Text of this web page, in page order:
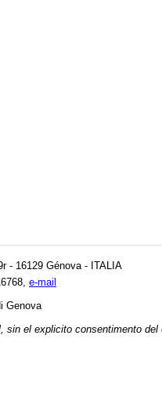
- 16129 Génova - ITALIA
e-mail
Genova
sin el explicito consentimento del